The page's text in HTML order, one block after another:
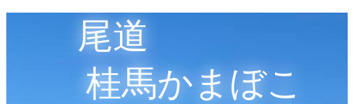
尾道
桂馬かまぼこ